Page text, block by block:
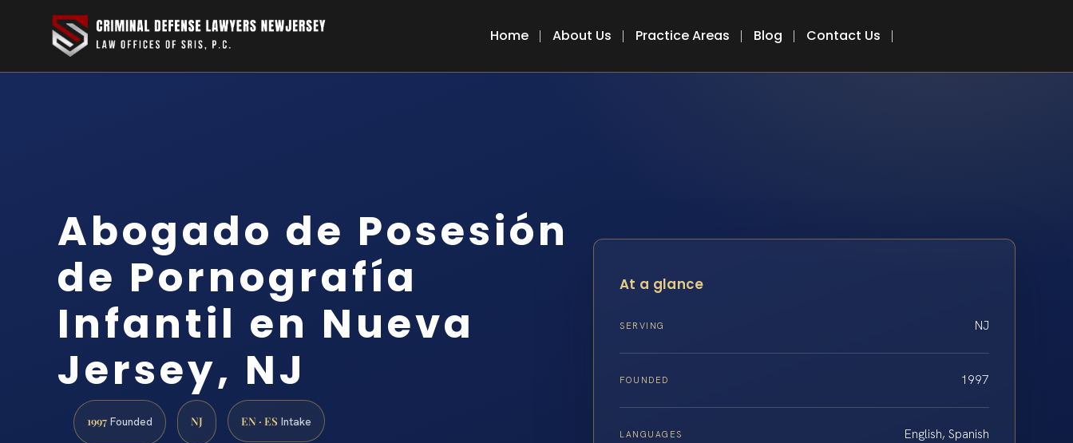
Home About Us Practice Areas Blog Contact Us
Abogado de Posesión
de Pornografía
Infantil en Nueva
Jersey, NJ
1997 Founded NJ EN · ES Intake
At a glance
SERVING NJ
FOUNDED 1997
LANGUAGES English, Spanish